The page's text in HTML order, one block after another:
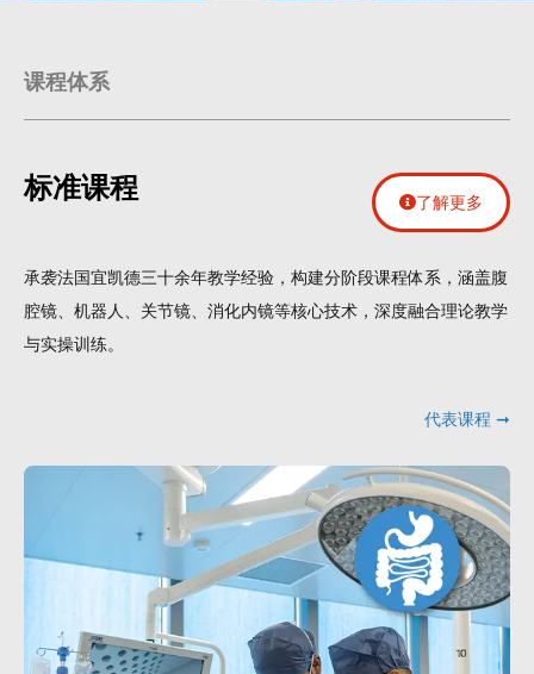
课程体系
标准课程 了解更多
承袭法国宜凯德三十余年教学经验，构建分阶段课程体系，涵盖腹
腔镜、机器人、关节镜、消化内镜等核心技术，深度融合理论教学
与实操训练。
代表课程 ➞